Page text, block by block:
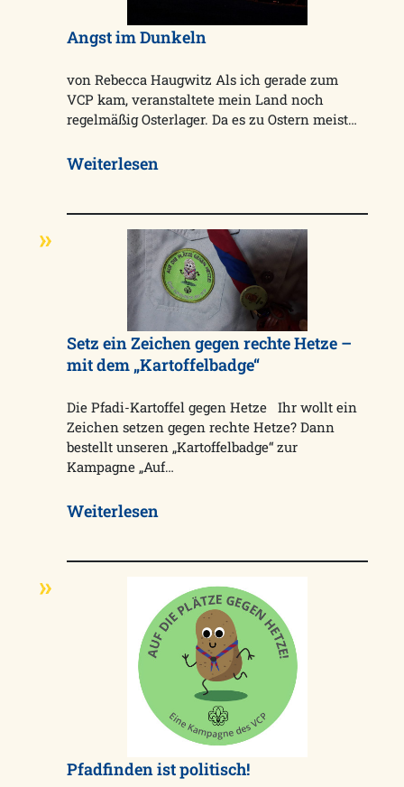
Angst im Dunkeln
von Rebecca Haugwitz Als ich gerade zum
VCP kam, veranstaltete mein Land noch
regelmäßig Osterlager. Da es zu Ostern meist…
Weiterlesen
Setz ein Zeichen gegen rechte Hetze –
mit dem „Kartoffelbadge“
Die Pfadi-Kartoffel gegen Hetze Ihr wollt ein
Zeichen setzen gegen rechte Hetze? Dann
bestellt unseren „Kartoffelbadge“ zur
Kampagne „Auf…
Weiterlesen
Pfadfinden ist politisch!